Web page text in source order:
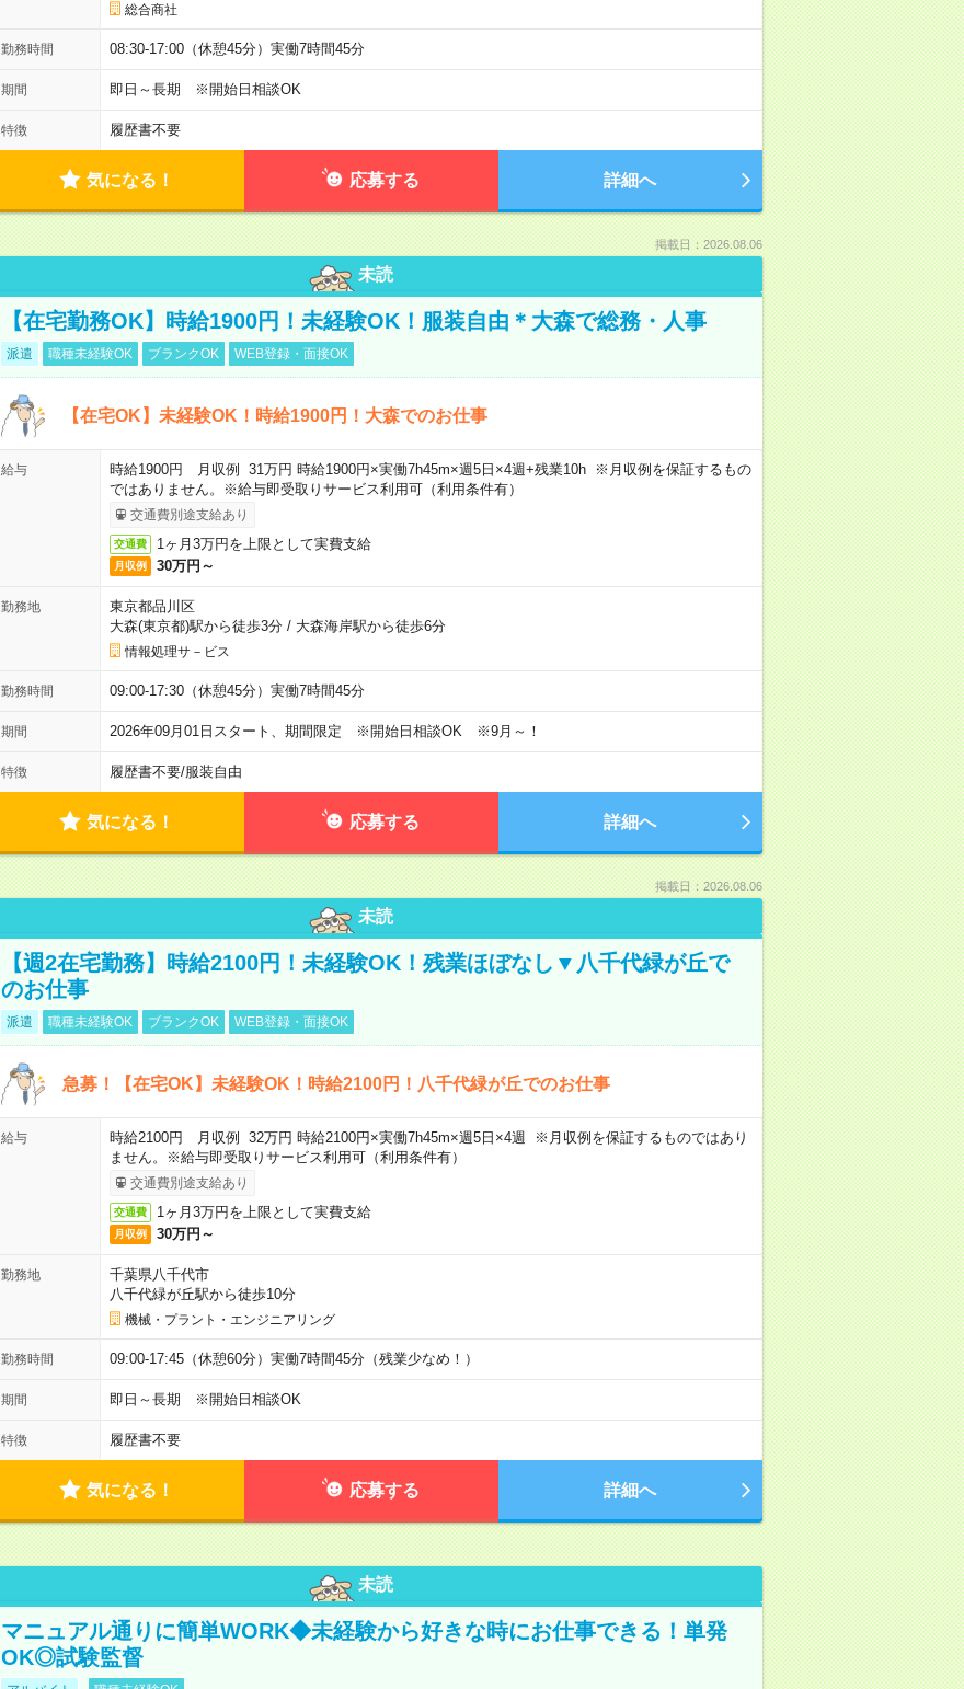
総合商社
勤務時間 08:30-17:00（休憩45分）実働7時間45分
期間 即日～長期 ※開始日相談OK
特徴 履歴書不要
気になる！ 応募する 詳細へ
掲載日：2026.08.06
未読
【在宅勤務OK】時給1900円！未経験OK！服装自由＊大森で総務・人事
派遣 職種未経験OK ブランクOK WEB登録・面接OK
【在宅OK】未経験OK！時給1900円！大森でのお仕事
給与
時給1900円 月収例 31万円 時給1900円×実働7h45m×週5日×4週+残業10h ※月収例を保証するもの
ではありません。※給与即受取りサービス利用可（利用条件有）
交通費別途支給あり
交通費 1ヶ月3万円を上限として実費支給
月収例 30万円～
勤務地
東京都品川区
大森(東京都)駅から徒歩3分/ 大森海岸駅から徒歩6分
情報処理サ－ビス
勤務時間 09:00-17:30（休憩45分）実働7時間45分
期間 2026年09月01日スタート、期間限定 ※開始日相談OK ※9月～！
特徴 履歴書不要/服装自由
気になる！ 応募する 詳細へ
掲載日：2026.08.06
未読
【週2在宅勤務】時給2100円！未経験OK！残業ほぼなし▼八千代緑が丘で
のお仕事
派遣 職種未経験OK ブランクOK WEB登録・面接OK
急募！【在宅OK】未経験OK！時給2100円！八千代緑が丘でのお仕事
給与
時給2100円 月収例 32万円 時給2100円×実働7h45m×週5日×4週 ※月収例を保証するものではあり
ません。※給与即受取りサービス利用可（利用条件有）
交通費別途支給あり
交通費 1ヶ月3万円を上限として実費支給
月収例 30万円～
勤務地
千葉県八千代市
八千代緑が丘駅から徒歩10分
機械・プラント・エンジニアリング
勤務時間 09:00-17:45（休憩60分）実働7時間45分（残業少なめ！）
期間 即日～長期 ※開始日相談OK
特徴 履歴書不要
気になる！ 応募する 詳細へ
未読
マニュアル通りに簡単WORK◆未経験から好きな時にお仕事できる！単発
OK◎試験監督